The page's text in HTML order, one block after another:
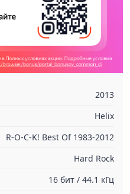
2013
Helix
R-O-C-K! Best Of 1983-2012
Hard Rock
16 бит / 44.1 кГц